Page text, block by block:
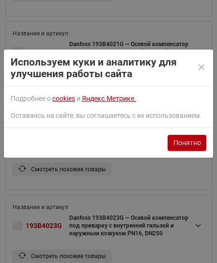
193B4021G
Danfoss 193B4021G — Осевой компенсатор
наружным кожухом PN16, DN150
под приварку с внутренней гильзой и
Смотреть похожие товары
193B4023G
Danfoss 193B4023G — Осевой компенсатор
под приварку с внутренней гильзой и
наружным кожухом PN16, DN250
Смотреть похожие товары
Используем куки и аналитику для
улучшения работы сайта
Подробнее оcookies и Яндекс.Метрике.
Оставаясь на сайте, вы соглашаетесь с их использованием.
Понятно